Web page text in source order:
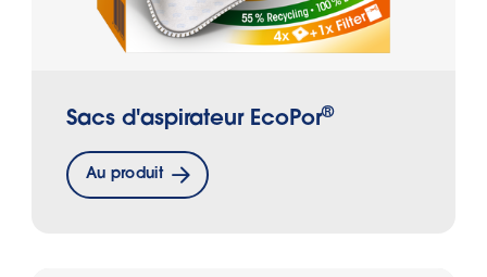
Sacs d'aspirateur EcoPor®
Au produit